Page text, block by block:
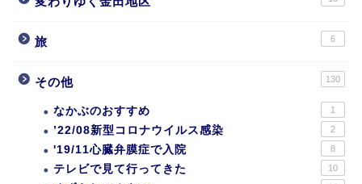
旅 6
その他 130
なかぶのおすすめ 1
’22/08新型コロナウイルス感染 2
'19/11心臓弁膜症で入院 8
テレビで見て行ってきた 10